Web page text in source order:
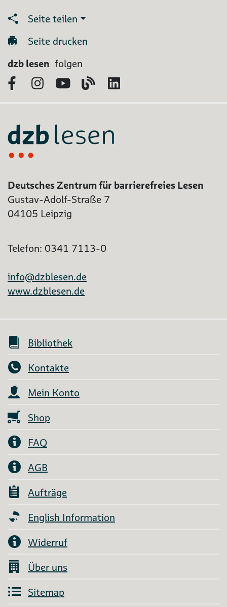
Seite teilen
Seite drucken
dzb lesen folgen
FacebookInstagram
YouTubeBlog
Deutsches Zentrum für barrierefreies Lesen
Gustav-Adolf-Straße 7
04105 Leipzig
Telefon: 0341 7113-0
info@dzblesen.de
www.dzblesen.de
Bibliothek
Kontakte
Mein Konto
Shop
FAQ
AGB
Aufträge
English Information
Widerruf
Über uns
Sitemap